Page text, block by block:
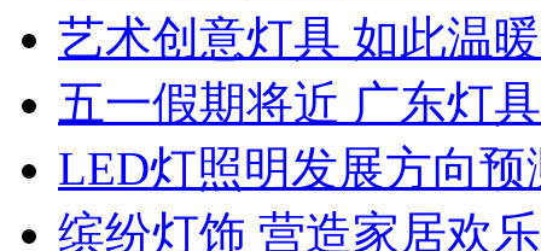
艺术创意灯具 如此温暖
五一假期将近 广东灯
LED灯照明发展方向预
缤纷灯饰 营造家居欢